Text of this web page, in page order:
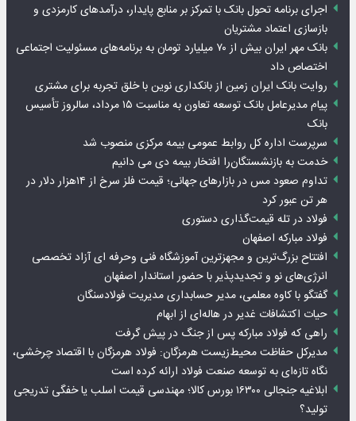
اجرای برنامه تحول بانک با تمرکز بر منابع پایدار، درآمدهای کارمزدی و
بازسازی اعتماد مشتریان
بانک مهر ایران بیش از ۷۰ میلیارد تومان به برنامه‌های مسئولیت اجتماعی
اختصاص داد
روایت بانک ایران زمین از بانکداری نوین با خلق تجربه برای مشتری
پیام مدیرعامل بانک توسعه تعاون به مناسبت ۱۵ مرداد، سالروز تأسیس
بانک
سرپرست اداره کل روابط عمومی بیمه مرکزی منصوب شد
خدمت به بازنشستگان‌را افتخار بیمه دی می دانیم
تداوم صعود مس در بازارهای جهانی؛ قیمت فلز سرخ از ۱۴هزار دلار در
هر تن عبور کرد
فولاد در تله قیمت‌گذاری دستوری
فولاد مبارکه اصفهان
افتتاح بزرگ‌ترین و مجهزترین آموزشگاه فنی وحرفه ای آزاد تخصصی
انرژی‌های نو و تجدیدپذیر با حضور استاندار اصفهان
گفتگو با کاوه معلمی، مدیر حسابداری مدیریت فولادسنگان
حیات اکتشافات غدیر در هاله‌ای از ابهام
راهی که فولاد مبارکه پس از جنگ در پیش گرفت
مدیرکل حفاظت محیط‌زیست هرمزگان: فولاد هرمزگان با اقتصاد چرخشی،
نگاه تازه‌ای به توسعه صنعت فولاد ارائه کرده است
ابلاغیه جنجالی ۱۶۳۰۰ بورس کالا؛ مهندسی قیمت اسلب یا خفگی تدریجی
تولید؟